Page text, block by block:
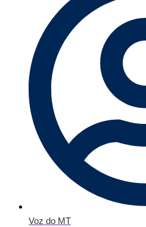
Voz do MT